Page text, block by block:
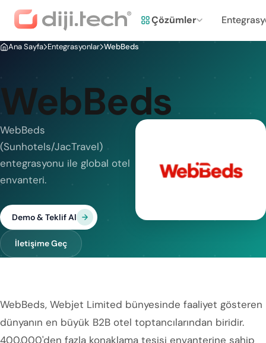
Çözümler
Ana Sayfa Entegrasyonlar WebBeds
WebBeds
WebBeds
(Sunhotels/JacTravel)
entegrasyonu ile global otel
envanteri.
Demo & Teklif Al
İletişime Geç
WebBeds, Webjet Limited bünyesinde faaliyet gösteren
dünyanın en büyük B2B otel toptancılarından biridir.
400.000'den fazla konaklama tesisi envanterine sahip